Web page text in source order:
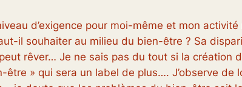
d’exigence pour moi-même et mon
il souhaiter au milieu du bien-être ? Sa
rêver… Je ne sais pas du tout si la création
être » qui sera un label de plus…. J’observe